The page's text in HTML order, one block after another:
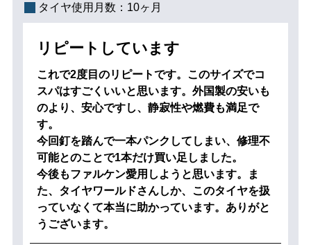
タイヤ使用月数： 10ヶ月
リピートしています
これで2度目のリピートです。このサイズでコ
スパはすごくいいと思います。外国製の安いも
のより、安心ですし、静寂性や燃費も満足で
す。
今回釘を踏んで一本パンクしてしまい、修理不
可能とのことで1本だけ買い足しました。
今後もファルケン愛用しようと思います。ま
た、タイヤワールドさんしか、このタイヤを扱
っていなくて本当に助かっています。ありがと
うございます。